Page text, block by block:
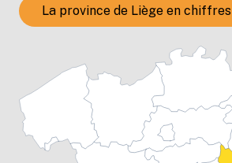
La province de Liège en chiffres